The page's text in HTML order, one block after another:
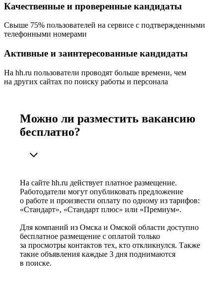
Качественные и проверенные кандидаты
Свыше 75% пользователей на сервисе с подтвержденными
телефонными номерами
Активные и заинтересованные кандидаты
На hh.ru пользователи проводят больше времени, чем
на других сайтах по поиску работы и персонала
Можно ли разместить вакансию
бесплатно?
На сайте hh.ru действует платное размещение.
Работодатели могут опубликовать предложение
о работе и произвести оплату по одному из тарифов:
«Стандарт», «Стандарт плюс» или «Премиум».
Для компаний из Омска и Омской области доступно
бесплатное размещение с оплатой только
за просмотры контактов тех, кто откликнулся. Также
такие объявления каждые 3 дня поднимаются
в поиске.